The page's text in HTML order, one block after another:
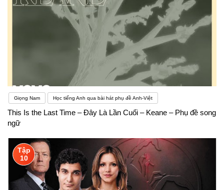
một trong những kỹ năng quan trọng để kiểm tra
trình độ tiếng Anh của một người. Không nghe
được tiếng Anh, “điếc” tiếng Anh cũng là một khó
khăn mọi người thường gặp. Có nhiều nguyên nhân
dẫn đến việc nghe như “vịt nghe sấm” của người
Việt học tiếng Anh.
Giọng Nam Học tiếng Anh qua bài hát phụ đề Anh-Việt
This Is the Last Time – Đây Là Lần Cuối – Keane – Phụ đề song
ngữ
Tập
10